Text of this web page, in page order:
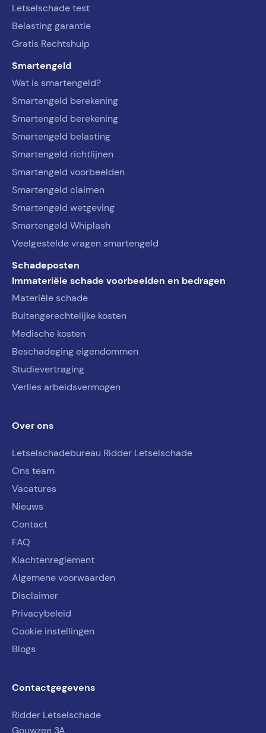
Letselschade test
Belasting garantie
Gratis Rechtshulp
Smartengeld
Wat is smartengeld?
Smartengeld berekening
Smartengeld berekening
Smartengeld belasting
Smartengeld richtlijnen
Smartengeld voorbeelden
Smartengeld claimen
Smartengeld wetgeving
Smartengeld Whiplash
Veelgestelde vragen smartengeld
Schadeposten
Immateriële schade voorbeelden en bedragen
Materiële schade
Buitengerechtelijke kosten
Medische kosten
Beschadeging eigendommen
Studievertraging
Verlies arbeidsvermogen
Over ons
Letselschadebureau Ridder Letselschade
Ons team
Vacatures
Nieuws
Contact
FAQ
Klachtenreglement
Algemene voorwaarden
Disclaimer
Privacybeleid
Cookie instellingen
Blogs
Contactgegevens
Ridder Letselschade
Gouwzee 3A